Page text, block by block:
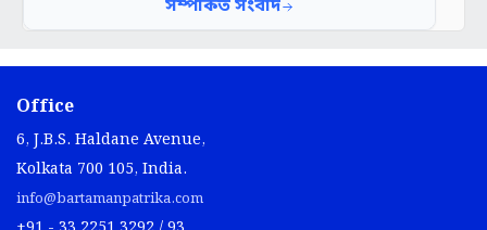
Office
6, J.B.S. Haldane Avenue,
Kolkata 700 105, India.
info@bartamanpatrika.com